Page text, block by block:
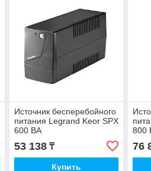
Источник бесперебойного
питания Legrand Keor SPX
600 ВА
53 138₸
Купить
800
76